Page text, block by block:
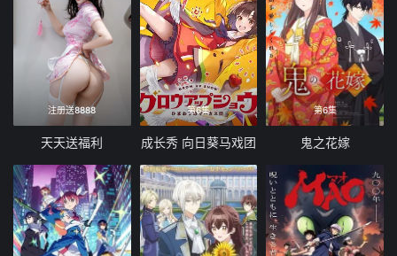
注册送8888
天天送福利
第6集
成长秀 向日葵马戏团
第6集
鬼之花嫁